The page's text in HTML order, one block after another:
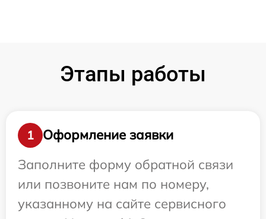
Этапы работы
1
Оформление заявки
Заполните форму обратной связи
или позвоните нам по номеру,
указанному на сайте сервисного